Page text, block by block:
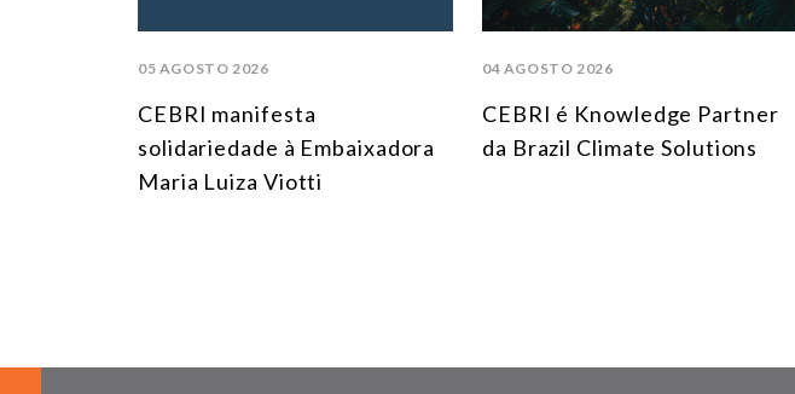
05 AGOSTO 2026
CEBRI manifesta
solidariedade à Embaixadora
Maria Luiza Viotti
04 AGOSTO 2026
CEBRI é Knowledge Partner
da Brazil Climate Solutions